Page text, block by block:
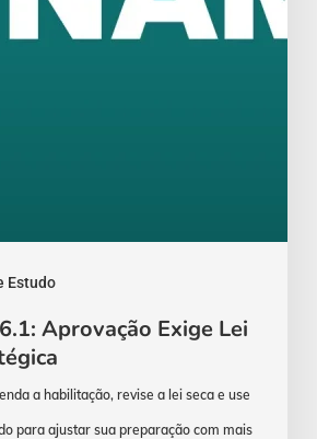
Estudo
Aprovação Exige Lei
a habilitação, revise a lei seca e use
para ajustar sua preparação com mais